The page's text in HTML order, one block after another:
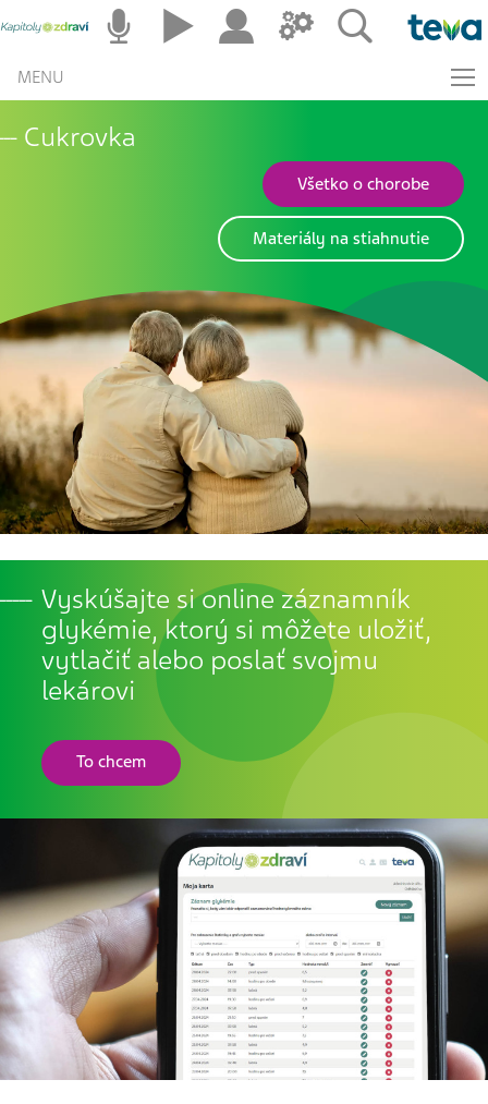
MENU
Cukrovka
Všetko o chorobe
Materiály na stiahnutie
Vyskúšajte si online záznamník
glykémie, ktorý si môžete uložiť,
vytlačiť alebo poslať svojmu
lekárovi
To chcem